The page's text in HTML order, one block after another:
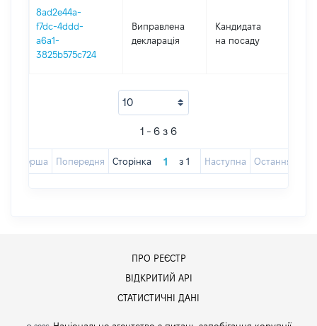
8ad2e44a-
f7dc-4ddd-
a6a1-
3825b575c724
Виправлена
декларація
Кандидата
на посаду
1 - 6 з 6
Перша Попередня Сторінка з 1 Наступна Остання
ПРО РЕЄСТР
ВІДКРИТИЙ АРІ
СТАТИСТИЧНІ ДАНІ